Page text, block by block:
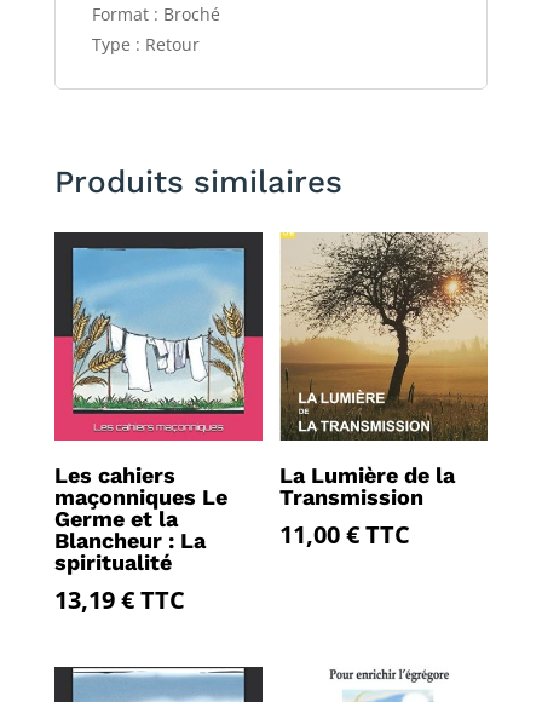
Format : Broché
Type : Retour
Produits similaires
Les cahiers
maçonniques Le
Germe et la
Blancheur : La
spiritualité
13,19€TTC
La Lumière de la
Transmission
11,00€TTC